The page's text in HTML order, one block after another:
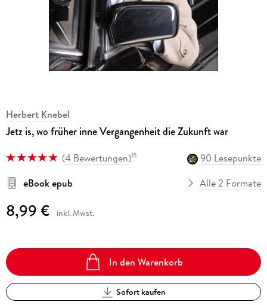
Herbert Knebel
Jetz is, wo früher inne Vergangenheit die Zukunft war
(4 Bewertungen)15
90 Lesepunkte
eBook epub
Alle 2 Formate
8,99 € inkl. Mwst.
In den Warenkorb
Sofort kaufen